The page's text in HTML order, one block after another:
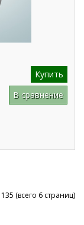
Купить
В сравнение
135 (всего 6 страниц)